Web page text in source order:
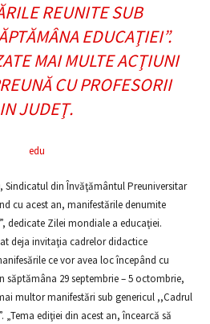
REUNITE SUB
EDUCAŢIEI”.
MAI MULTE ACŢIUNI
CU PROFESORII
JUDEŢ.
Sindicatul din Învăţământul Preuniversitar
cu acest an, manifestările denumite
dedicate Zilei mondiale a educaţiei.
deja invitaţia cadrelor didactice
ce vor avea loc începând cu
săptămâna 29 septembrie – 5 octombrie,
multor manifestări sub genericul ,,Cadrul
ediţiei din acest an, încearcă să